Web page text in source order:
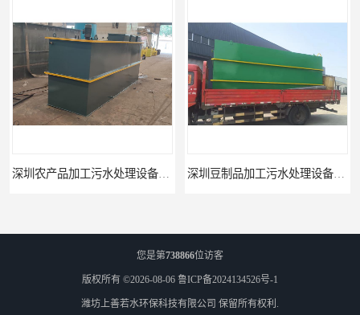
深圳农产品加工污水处理设备厂家 深圳豆制品加工污水处理设备厂家
您是第738866位访客
版权所有 ©2026-08-06 鲁ICP备2024134526号-1
潍坊上善若水环保科技有限公司 保留所有权利.